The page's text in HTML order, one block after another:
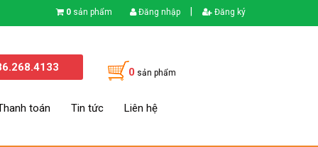
0 sản phẩm Đăng nhập Đăng ký
0 sản phẩm
toán Tin tức Liên hệ